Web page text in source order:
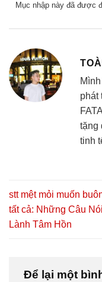
Mục nhập này đã được
phát
tặng
tinh
stt mệt mỏi muốn
tất cả: Những Câu
Lành Tâm Hồn
Để lại một